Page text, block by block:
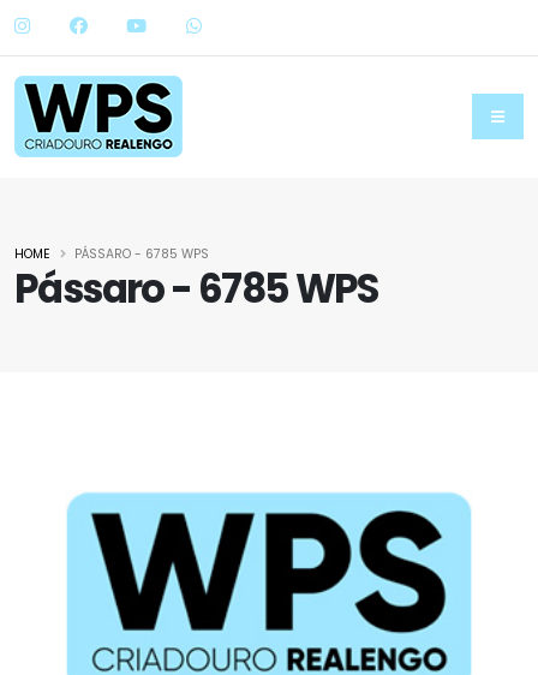
Pássaro - 6785 WPS
HOME PÁSSARO - 6785 WPS